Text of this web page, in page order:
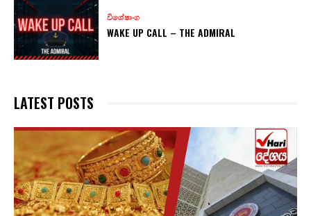
විශේෂාංග
WAKE UP CALL – THE ADMIRAL
LATEST POSTS